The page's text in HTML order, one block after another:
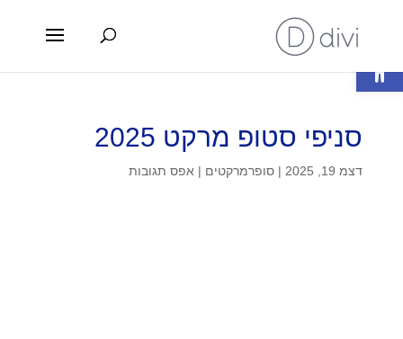
סניפי סטופ מרקט 2025
דצמ 19, 2025 | סופרמרקטים | אפס תגובות
פתח סרגל נגישות